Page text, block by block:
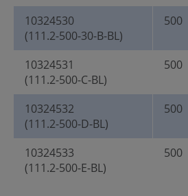
10324530
(111.2-500-30-B-BL)
500
10324531
(111.2-500-C-BL)
500
10324532
(111.2-500-D-BL)
500
10324533
(111.2-500-E-BL)
500